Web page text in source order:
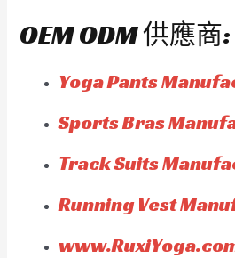
OEM ODM 供應商:
Yoga Pants
Sports Bras
Track Suits
Running Vest